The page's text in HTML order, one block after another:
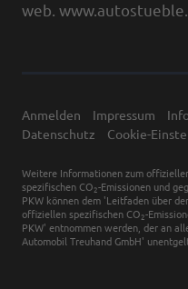
web.
Anmelden Impressum
Datenschutz
Cookie-
Weitere Informationen zum
spezifischen CO 2-Emissionen und
PKW können dem 'Leitfaden über
offiziellen spezifischen CO 2-
PKW' entnommen werden, der an
Automobil Treuhand GmbH'